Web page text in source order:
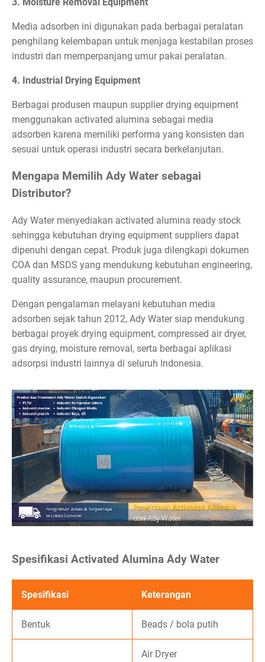
Media adsorben ini digunakan pada berbagai peralatan
penghilang kelembapan untuk menjaga kestabilan proses
industri dan memperpanjang umur pakai peralatan.
4. Industrial Drying Equipment
Berbagai produsen maupun supplier drying equipment
menggunakan activated alumina sebagai media
adsorben karena memiliki performa yang konsisten dan
sesuai untuk operasi industri secara berkelanjutan.
Mengapa Memilih Ady Water sebagai
Distributor?
Ady Water menyediakan activated alumina ready stock
sehingga kebutuhan drying equipment suppliers dapat
dipenuhi dengan cepat. Produk juga dilengkapi dokumen
COA dan MSDS yang mendukung kebutuhan engineering,
quality assurance, maupun procurement.
Dengan pengalaman melayani kebutuhan media
adsorben sejak tahun 2012, Ady Water siap mendukung
berbagai proyek drying equipment, compressed air dryer,
gas drying, moisture removal, serta berbagai aplikasi
adsorpsi industri lainnya di seluruh Indonesia.
Spesifikasi Activated Alumina Ady Water
Spesifikasi Keterangan
Bentuk Beads / bola putih
Air Dryer